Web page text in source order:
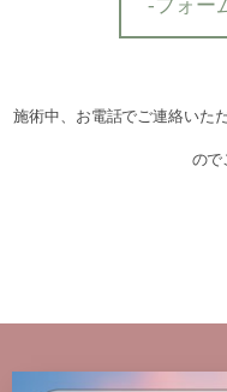
-フォー
施術中、お電話でご連絡いた
ので